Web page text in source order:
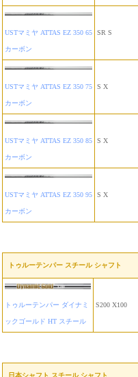
USTマミヤ ATTAS EZ 350 65
カーボン
SR S
USTマミヤ ATTAS EZ 350 75
カーボン
S X
USTマミヤ ATTAS EZ 350 85
カーボン
S X
USTマミヤ ATTAS EZ 350 95
カーボン
S X
トゥルーテンパー スチール シャフト
トゥルーテンパー ダイナミ
ックゴールド HT スチール
S200 X100
日本シャフト スチール シャフト